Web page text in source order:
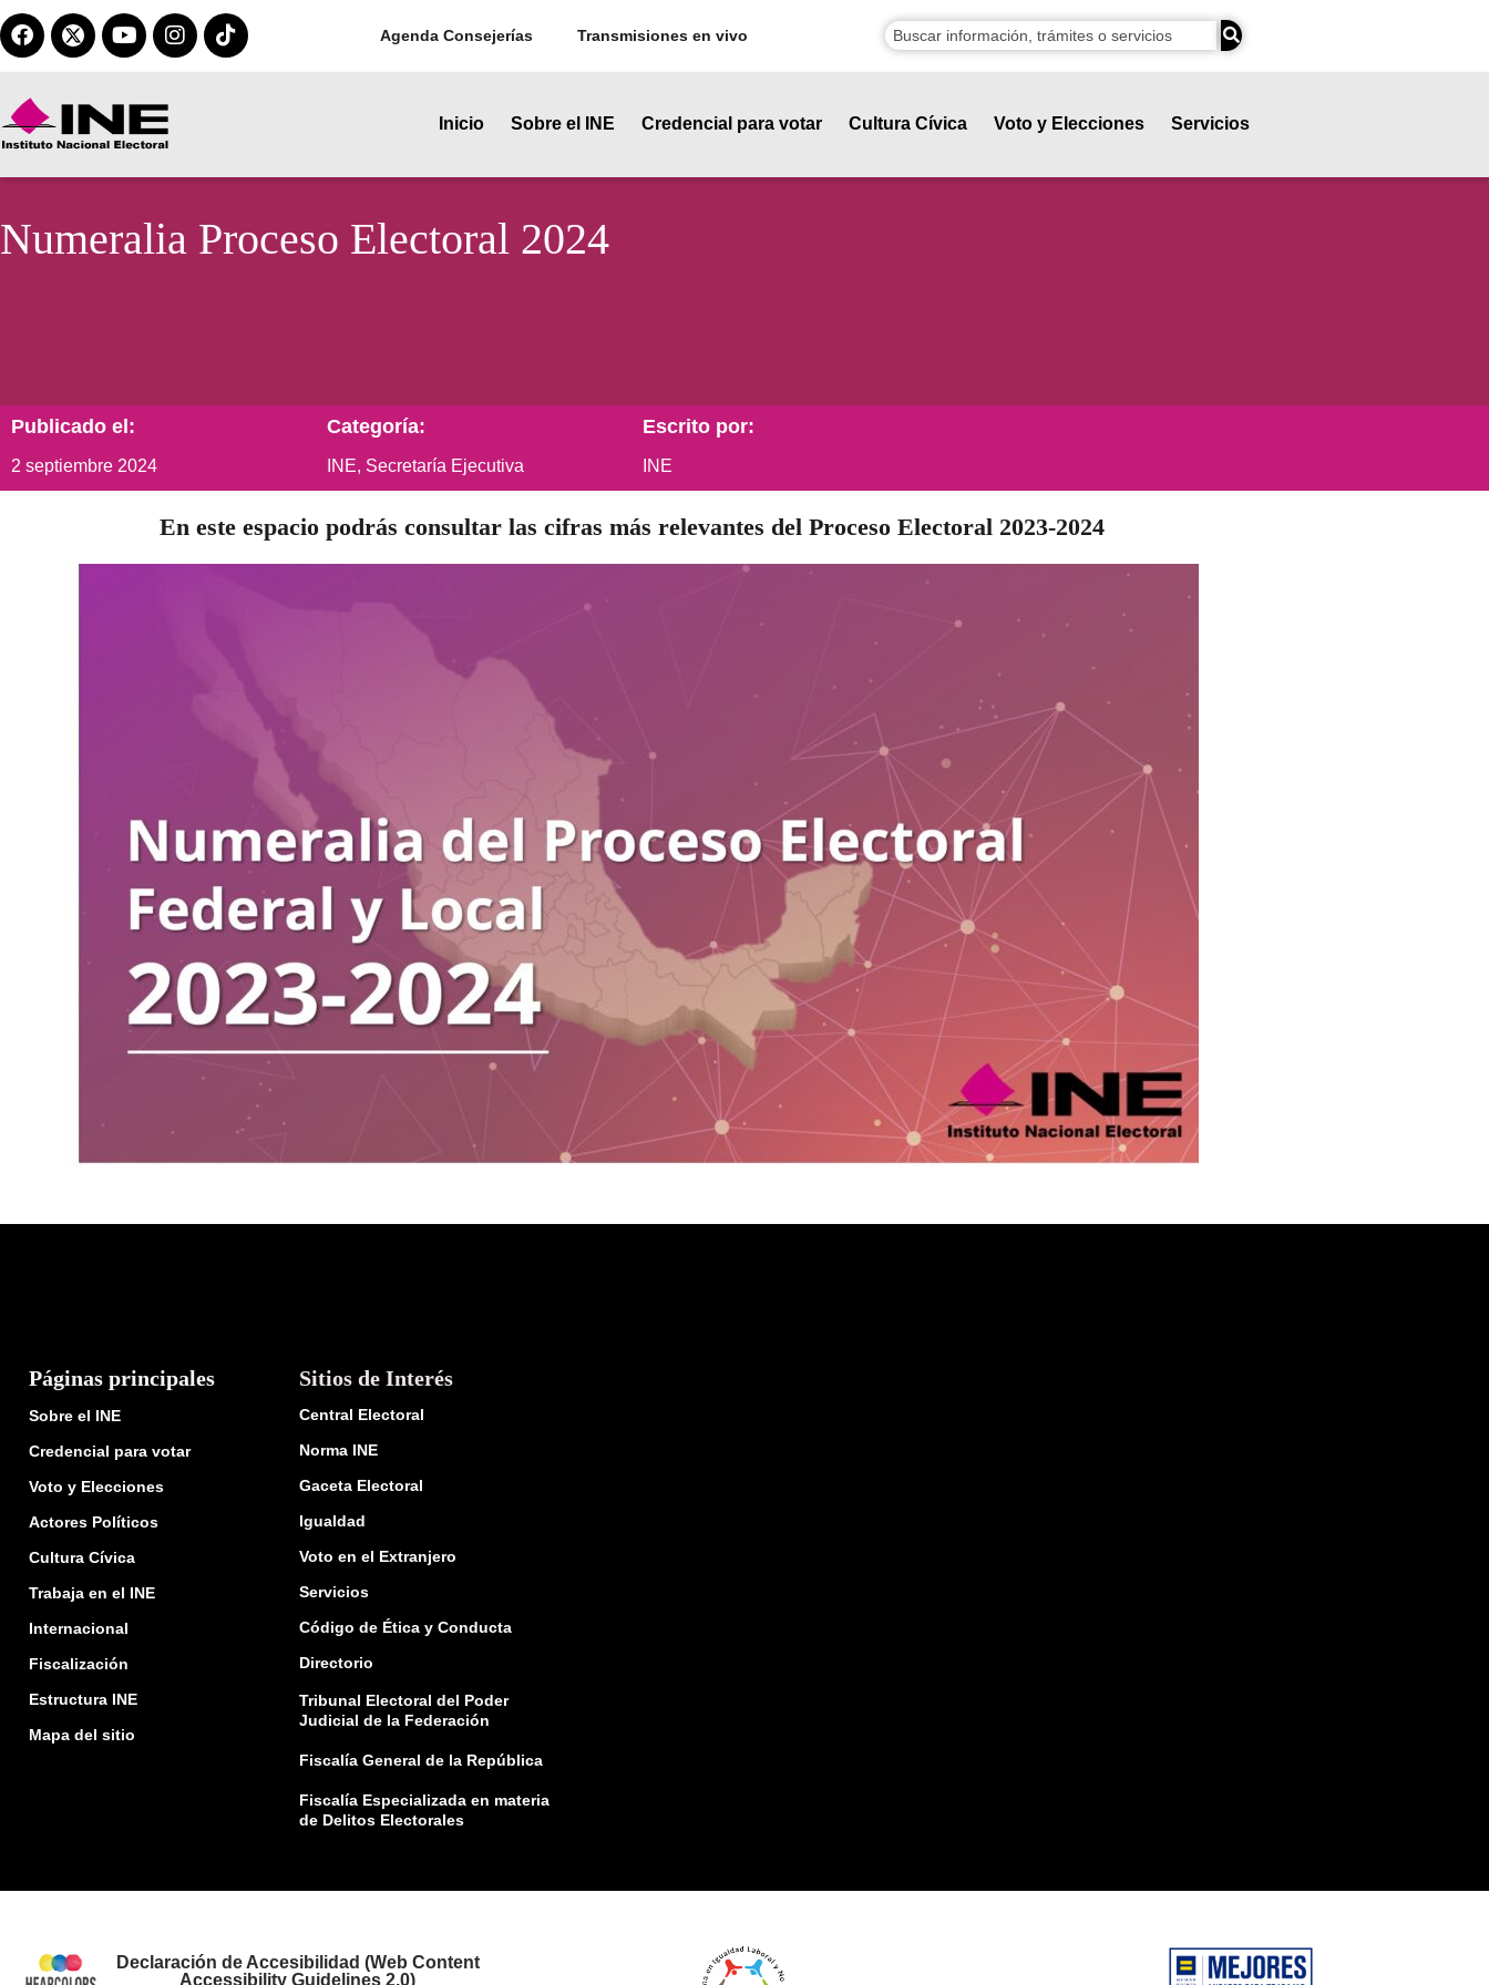
Agenda Consejerías Transmisiones en vivo
Inicio Sobre el INE Credencial para votar Cultura Cívica Voto y Elecciones Servicios
Numeralia Proceso Electoral 2024
Publicado el:
2 septiembre 2024
Categoría:
INE, Secretaría Ejecutiva
Escrito por:
INE
En este espacio podrás consultar las cifras más relevantes del Proceso Electoral 2023-2024
Páginas principales
Sobre el INE
Credencial para votar
Voto y Elecciones
Actores Políticos
Cultura Cívica
Trabaja en el INE
Internacional
Fiscalización
Estructura INE
Mapa del sitio
Sitios de Interés
Central Electoral
Norma INE
Gaceta Electoral
Igualdad
Voto en el Extranjero
Servicios
Código de Ética y Conducta
Directorio
Tribunal Electoral del Poder
Judicial de la Federación
Fiscalía General de la República
Fiscalía Especializada en materia
de Delitos Electorales
Declaración de Accesibilidad (Web Content
Accessibility Guidelines 2.0)